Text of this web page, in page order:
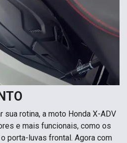
sua rotina, a moto Honda X-ADV
e mais funcionais, como os
porta-luvas frontal. Agora com